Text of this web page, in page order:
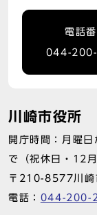
電話
044-
川崎市役所
開庁時間：月曜
で（祝休日・12
〒210-8577川崎
電話： 044-200-